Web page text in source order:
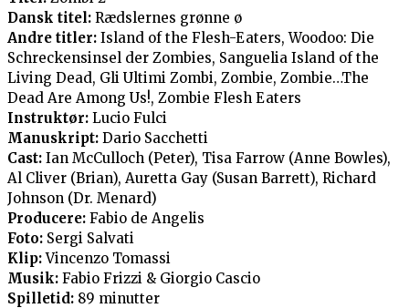
Dansk titel: Rædslernes grønne ø
Andre titler: Island of the Flesh-Eaters, Woodoo: Die
Schreckensinsel der Zombies, Sanguelia Island of the
Living Dead, Gli Ultimi Zombi, Zombie, Zombie…The
Dead Are Among Us!, Zombie Flesh Eaters
Instruktør: Lucio Fulci
Manuskript: Dario Sacchetti
Cast: Ian McCulloch (Peter), Tisa Farrow (Anne Bowles),
Al Cliver (Brian), Auretta Gay (Susan Barrett), Richard
Johnson (Dr. Menard)
Producere: Fabio de Angelis
Foto: Sergi Salvati
Klip:Vincenzo Tomassi
Musik: Fabio Frizzi & Giorgio Cascio
Spilletid: 89 minutter